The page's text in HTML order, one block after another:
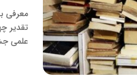
معرفی
تقدیر
علمی